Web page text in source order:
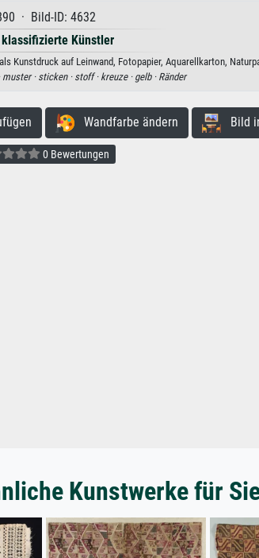
· Bild-ID: 4632
Künstler
Kunstdruck auf Leinwand, Fotopapier, Aquarellkarton,
muster · sticken · stoff · kreuze · gelb · Ränder
Wandfarbe ändern Bild in
0 Bewertungen
Kunstwerke für